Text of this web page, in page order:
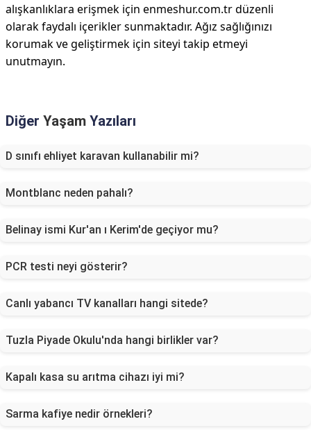
alışkanlıklara erişmek için enmeshur.com.tr düzenli
olarak faydalı içerikler sunmaktadır. Ağız sağlığınızı
korumak ve geliştirmek için siteyi takip etmeyi
unutmayın.
Diğer Yaşam Yazıları
D sınıfı ehliyet karavan kullanabilir mi?
Montblanc neden pahalı?
Belinay ismi Kur'an ı Kerim'de geçiyor mu?
PCR testi neyi gösterir?
Canlı yabancı TV kanalları hangi sitede?
Tuzla Piyade Okulu'nda hangi birlikler var?
Kapalı kasa su arıtma cihazı iyi mi?
Sarma kafiye nedir örnekleri?